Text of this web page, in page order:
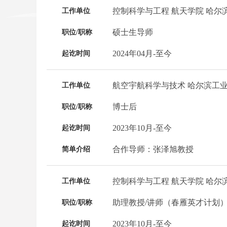
工作单位 控制科学与工程 航天学院 哈尔
职位/职称 硕士生导师
起讫时间 2024年04月-至今
工作单位 航空宇航科学与技术 哈尔滨工
职位/职称 博士后
起讫时间 2023年10月-至今
简单介绍 合作导师：张泽旭教授
工作单位 控制科学与工程 航天学院 哈尔
职位/职称 助理教授/讲师（春雁英才计划）
起讫时间 2023年10月-至今